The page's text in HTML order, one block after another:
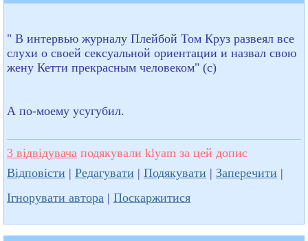
" В интервью журналу Плейбой Том Круз развеял все
слухи о своей сексуальной ориентации и назвал свою
жену Кетти прекрасным человеком" (с)
А по-моему усугубил.
3 відвідувача подякували klyam за цей допис
Відповісти | Редагувати | Подякувати | Заперечити |
Ігнорувати автора | Поскаржитися